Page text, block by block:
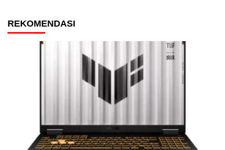
REKOMENDASI